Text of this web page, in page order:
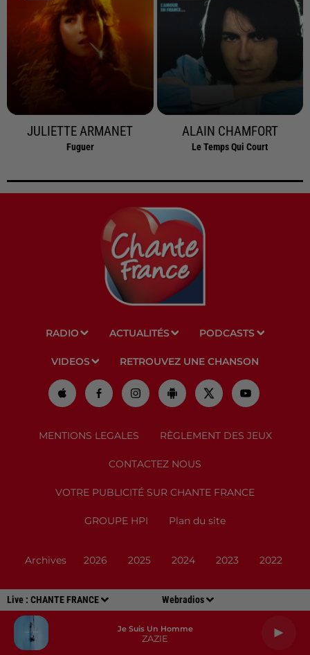
Live : CHANTE FRANCE Webradios
Je Suis Un Homme
ZAZIE
JULIETTE ARMANET
Fuguer
ALAIN CHAMFORT
Le Temps Qui Court
RADIO ACTUALITÉS PODCASTS
VIDEOS RETROUVEZ UNE CHANSON
MENTIONS LEGALES RÈGLEMENT DES JEUX
CONTACTEZ NOUS
VOTRE PUBLICITÉ SUR CHANTE FRANCE
GROUPE HPI Plan du site
Archives 2026 2025 2024 2023 2022